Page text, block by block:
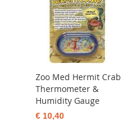
Zoo Med Hermit Crab
Thermometer &
Humidity Gauge
€ 10,40